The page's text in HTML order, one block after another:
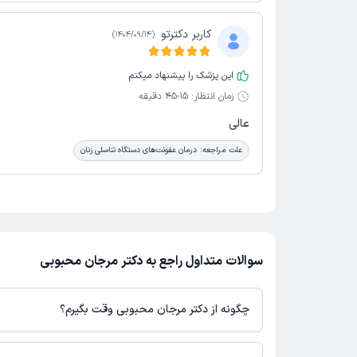
کاربر دکترتو (
1404/09/14
)
این پزشک را پیشنهاد میکنم
زمان انتظار: 15-45 دقیقه
عالی
علت مراجعه: درمان عفونت‌های دستگاه تناسلی زنان
سوالات متداول راجع به دکتر مرجان محبوبی
چگونه از دکتر مرجان محبوبی وقت بگیرم؟
در صورتی کهدکتر مرجان محبوبیدارای پروفایل فعال و نوبت‌دهی باز